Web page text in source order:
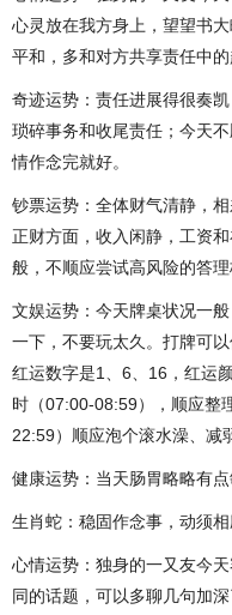
心灵放在我方身上，望望书
平和，多和对方共享责任中的
奇迹运势：责任进展得很奏
琐碎事务和收尾责任；今天
情作念完就好。
钞票运势：全体财气清静，
正财方面，收入闲静，工资
般，不顺应尝试高风险的答理
文娱运势：今天牌桌状况一
一下，不要玩太久。打牌可
红运数字是1、6、16，红运
时（07:00-08:59），顺应整
22:59）顺应泡个滚水澡、减
健康运势：当天肠胃略略有点
生肖蛇：稳固作念事，动须相
心情运势：独身的一又友今
同的话题，可以多聊几句加